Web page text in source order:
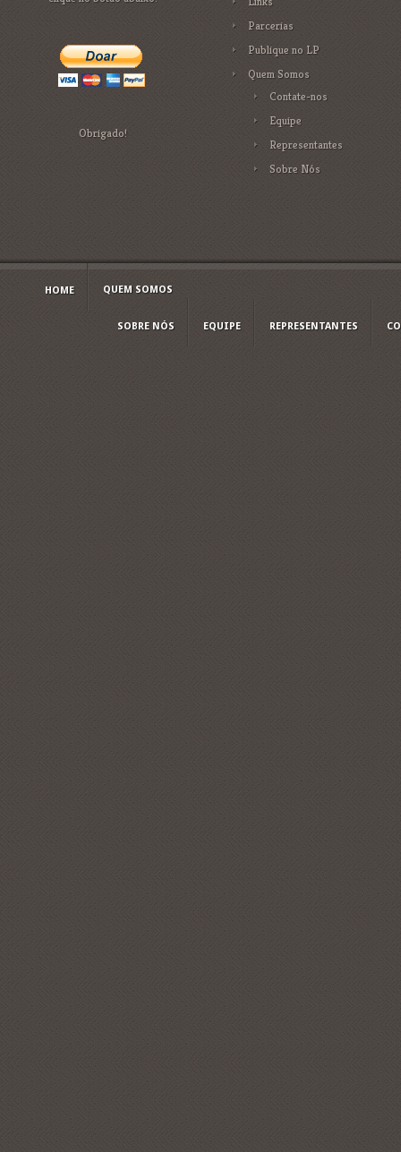
Obrigado!
Parcerias
Publique no LP
Quem Somos
Contate-nos
Equipe
Representantes
Sobre Nós
HOME QUEM SOMOS
SOBRE NÓS EQUIPE REPRESENTANTES